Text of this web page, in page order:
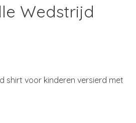
Wedstrijd
shirt voor kinderen versierd met
product is